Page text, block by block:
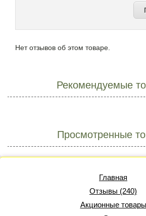
Нет отзывов об этом товаре.
Рекомендуемые
Просмотренные
Главная
Отзывы (240)
Акционные товары